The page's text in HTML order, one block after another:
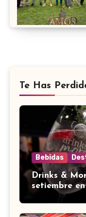
Te Has
Bebidas
Drinks &
setiembre